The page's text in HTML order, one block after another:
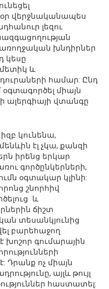
վերջնականապես
լեզու
առողջական խնդիրներ
կեսը
և
համար: Ընդ
օգտագործել միայն
ալերգիայի վտանգը
կունենա,
էլ չկա, քանզի
իրենց երկար
գործընկերների,
օգտակար կլինի:
շնորհիվ
և
ճիշտ
տեսանկյունից
բարեհաջող
խոշոր գումարային
Դրանք ոչ միայն
այլև թույլ
հաստատել: